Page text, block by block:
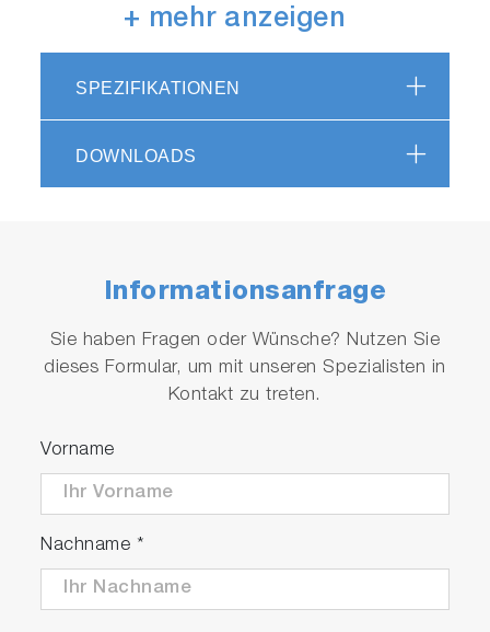
Possible to be used in a panel-
mounted configuration
This transmitter is easy to install while providing
Salinity concentration conversion
function
concentration conversion function that is
+ mehr anzeigen
SPEZIFIKATIONEN
DOWNLOADS
Informationsanfrage
Sie haben Fragen oder Wünsche? Nutzen Sie
dieses Formular, um mit unseren Spezialisten in
Kontakt zu treten.
Vorname
Nachname *